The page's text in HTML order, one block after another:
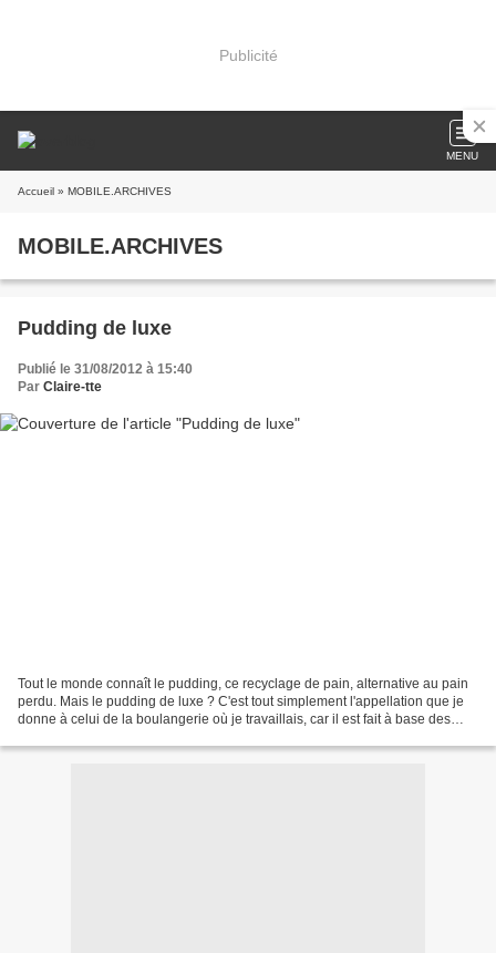
Publicité
MENU
Accueil » MOBILE.ARCHIVES
MOBILE.ARCHIVES
Pudding de luxe
Publié le 31/08/2012 à 15:40
Par Claire-tte
Tout le monde connaît le pudding, ce recyclage de pain, alternative au pain
perdu. Mais le pudding de luxe ? C'est tout simplement l'appellation que je
donne à celui de la boulangerie où je travaillais, car il est fait à base des